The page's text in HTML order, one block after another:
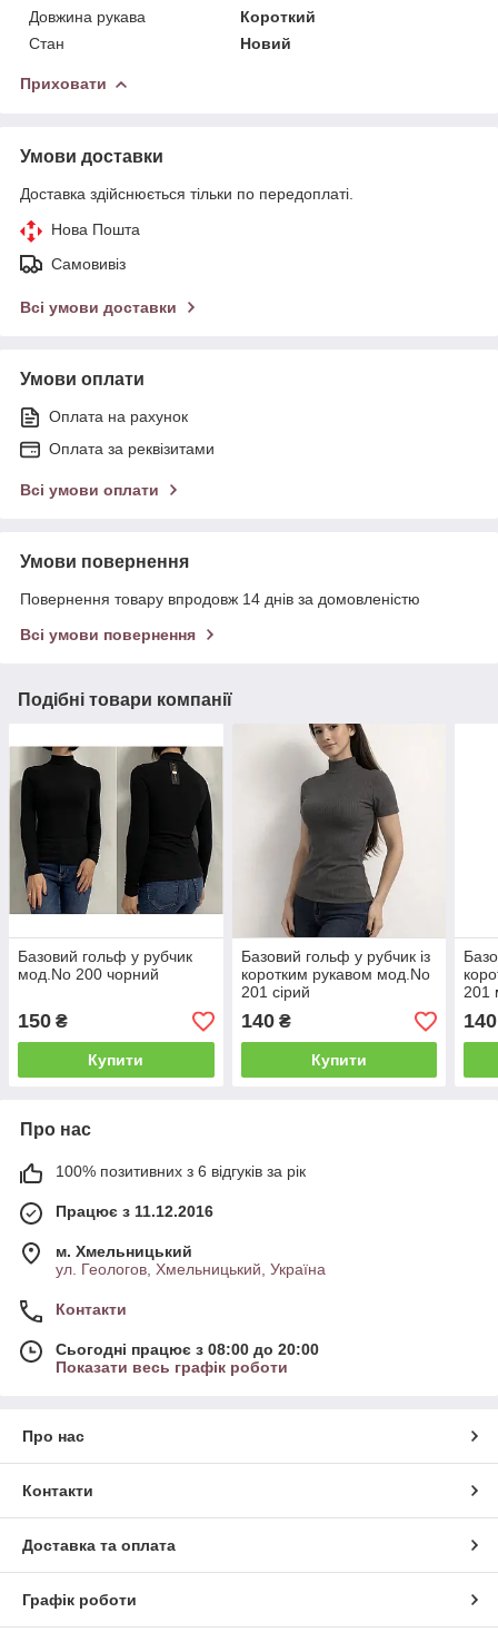
Довжина рукава
Короткий
Стан
Новий
Приховати
Умови доставки
Доставка здійснюється тільки по передоплаті.
Нова Пошта
Самовивіз
Всі умови доставки
Умови оплати
Оплата на рахунок
Оплата за реквізитами
Всі умови оплати
Умови повернення
Повернення товару впродовж 14 днів за домовленістю
Всі умови повернення
Подібні товари компанії
Базовий гольф у рубчик
мод.No 200 чорний
150 ₴
Купити
Базовий гольф у рубчик із
коротким рукавом мод.No
201 сірий
140₴
Купити
201
140
Про нас
100% позитивних з 6 відгуків за рік
Працює з 11.12.2016
м. Хмельницький
ул. Геологов, Хмельницький, Україна
Контакти
Сьогодні працює з 08:00 до 20:00
Показати весь графік роботи
Про нас
Контакти
Доставка та оплата
Графік роботи